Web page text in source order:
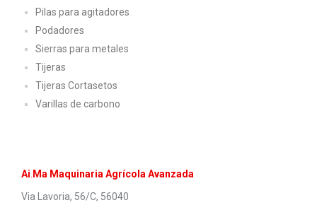
Pilas para agitadores
Podadores
Sierras para metales
Tijeras
Tijeras Cortasetos
Varillas de carbono
Ai Ma Maquinaria Agrícola Avanzada
Via Lavoria, 56/C, 56040